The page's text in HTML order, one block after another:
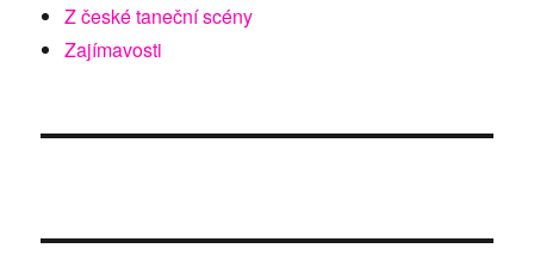
Z české taneční scény
Zajímavosti